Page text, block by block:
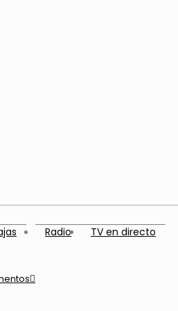
Radio TV en directo